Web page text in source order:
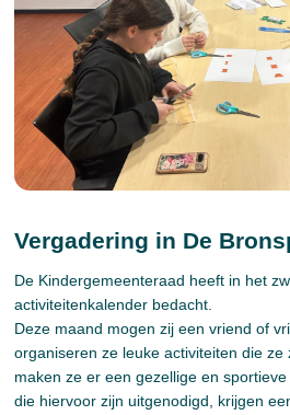
Vergadering in De
De Kindergemeenteraad heeft in het
activiteitenkalender bedacht.
Deze maand mogen zij een vriend of
organiseren ze leuke activiteiten die
maken ze er een gezellige en
die hiervoor zijn uitgenodigd, krijgen